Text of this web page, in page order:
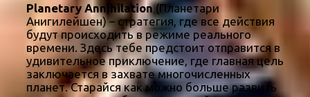
Planetary Annihilation(Планетари
Анигилейшен) – стратегия, где все действия
будут происходить в режиме реального
времени. Здесь тебе предстоит отправится в
удивительное приключение, где главная цель
заключается в захвате многочисленных
планет. Старайся как можно больше развить